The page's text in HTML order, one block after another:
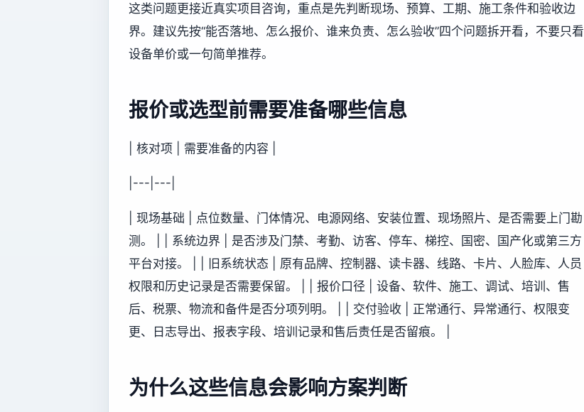
这类问题更接近真实项目咨询，重点是先判断现场、预算、工期、施工条件和验收边
界。建议先按“能否落地、怎么报价、谁来负责、怎么验收”四个问题拆开看，不要只看
设备单价或一句简单推荐。
报价或选型前需要准备哪些信息
| 核对项 | 需要准备的内容 |
|---|---|
| 现场基础 | 点位数量、门体情况、电源网络、安装位置、现场照片、是否需要上门勘
测。 | | 系统边界 | 是否涉及门禁、考勤、访客、停车、梯控、国密、国产化或第三方
平台对接。 | | 旧系统状态 | 原有品牌、控制器、读卡器、线路、卡片、人脸库、人员
权限和历史记录是否需要保留。 | | 报价口径 | 设备、软件、施工、调试、培训、售
后、税票、物流和备件是否分项列明。 | | 交付验收 | 正常通行、异常通行、权限变
更、日志导出、报表字段、培训记录和售后责任是否留痕。 |
为什么这些信息会影响方案判断